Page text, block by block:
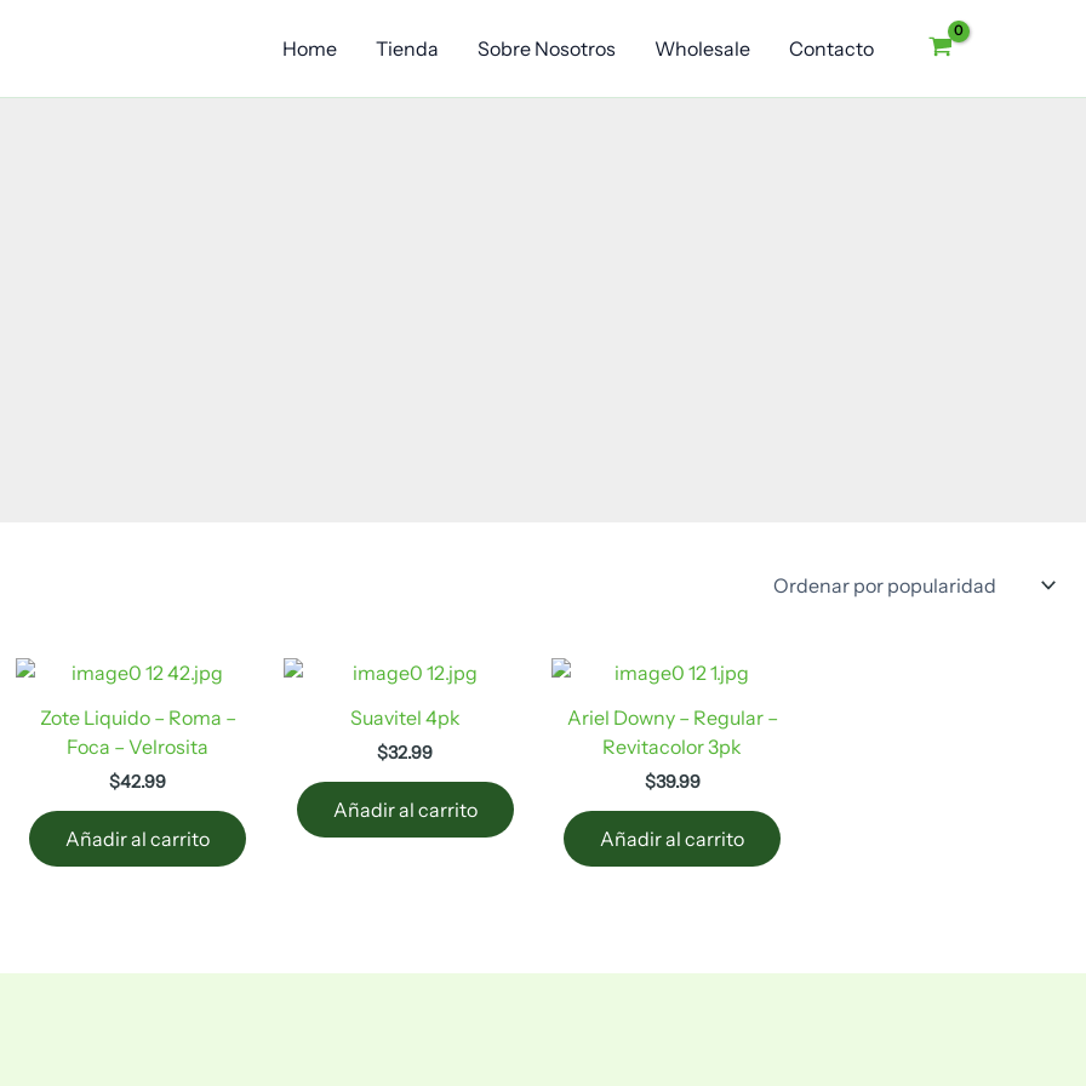
Home Tienda Sobre Nosotros Wholesale Contacto
Zote Liquido – Roma –
Foca – Velrosita
$42.99
Añadir al carrito
Suavitel 4pk
$32.99
Añadir al carrito
Ariel Downy – Regular –
Revitacolor 3pk
$39.99
Añadir al carrito